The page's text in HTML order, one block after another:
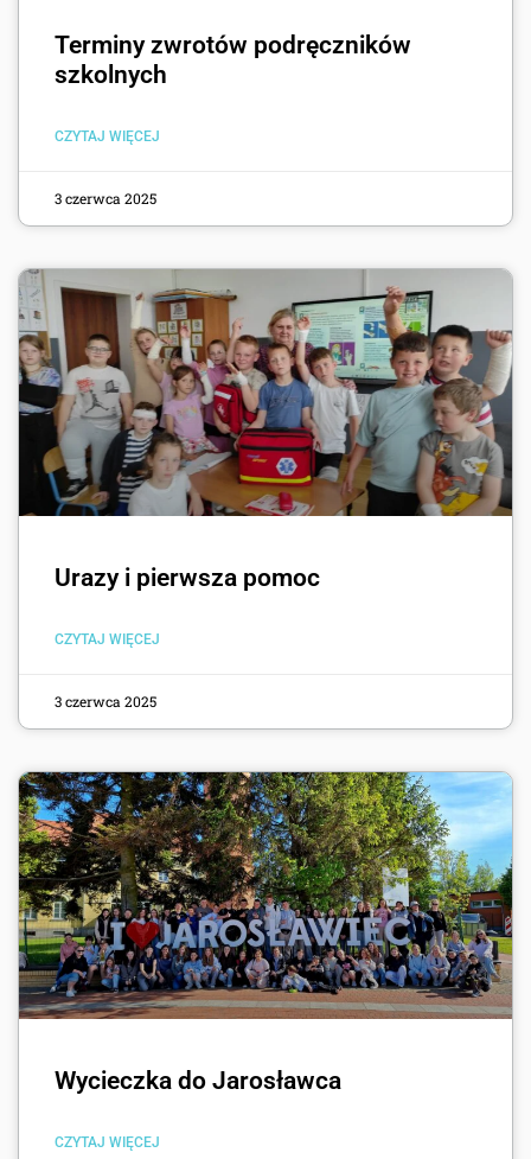
Terminy zwrotów podręczników
szkolnych
CZYTAJ WIĘCEJ
3 czerwca 2025
Urazy i pierwsza pomoc
CZYTAJ WIĘCEJ
3 czerwca 2025
Wycieczka do Jarosławca
CZYTAJ WIĘCEJ